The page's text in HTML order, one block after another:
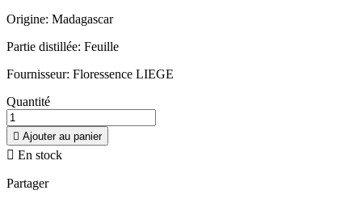
Origine: Madagascar
Partie distillée: Feuille
Fournisseur: Floressence LIEGE
Quantité
 Ajouter au panier
 En stock
Partager